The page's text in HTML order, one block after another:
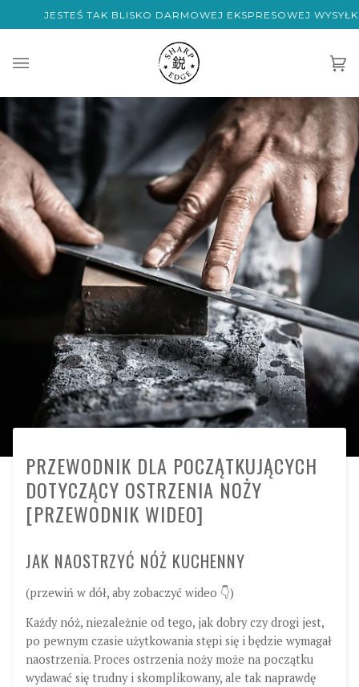
JESTEŚ TAK BLISKO DARMOWEJ EKSPRESOWEJ WYSYŁKI
PRZEWODNIK DLA POCZĄTKUJĄCYCH
DOTYCZĄCY OSTRZENIA NOŻY
[PRZEWODNIK WIDEO]
JAK NAOSTRZYĆ NÓŻ KUCHENNY
(przewiń w dół, aby zobaczyć wideo 👇)
Każdy nóż, niezależnie od tego, jak dobry czy drogi jest,
po pewnym czasie użytkowania stępi się i będzie wymagał
naostrzenia. Proces ostrzenia noży może na początku
wydawać się trudny i skomplikowany, ale tak naprawdę